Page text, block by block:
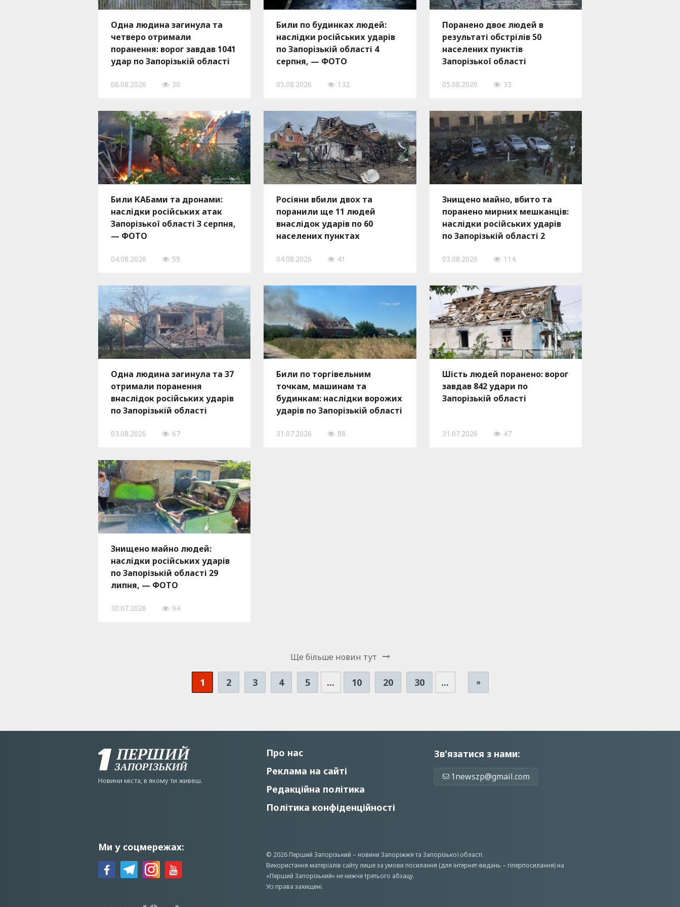
Одна людина загинула та
четверо отримали
поранення: ворог завдав 1041
удар по Запорізькій області
06.08.2026 30
Били по будинках людей:
наслідки російських ударів
по Запорізькій області 4
серпня, — ФОТО
05.08.2026 132
Поранено двоє людей в
результаті обстрілів 50
населених пунктів
Запорізької області
05.08.2026 33
Били КАБами та дронами:
наслідки російських атак
Запорізької області 3 серпня,
— ФОТО
04.08.2026 59
Росіяни вбили двох та
поранили ще 11 людей
внаслідок ударів по 60
населених пунктах
04.08.2026 41
Знищено майно, вбито та
поранено мирних мешканців:
наслідки російських ударів
по Запорізькій області 2
03.08.2026 114
Одна людина загинула та 37
отримали поранення
внаслідок російських ударів
по Запорізькій області
03.08.2026 67
Били по торгівельним
точкам, машинам та
будинкам: наслідки ворожих
ударів по Запорізькій області
31.07.2026 88
Шість людей поранено: ворог
завдав 842 удари по
Запорізькій області
31.07.2026 47
Знищено майно людей:
наслідки російських ударів
по Запорізькій області 29
липня, — ФОТО
30.07.2026 94
Ще бiльше новин тут
1 2 3 4 5 ... 10 20 30 ... »
Новини мiста, в якому ти живеш.
Про нас
Реклама на сайті
Редакційна політика
Політика конфіденційності
Зв'язатися з нами:
1newszp@gmail.com
Ми у соцмережах:
© 2026 Перший Запорізький – новини Запоріжжята Запорізької області.
Використання матеріалів сайту лише за умови посилання (для інтернет-видань – гіперпосилання) на
«Перший Запорiзький» не нижче третього абзацу.
Усi права захищенi.